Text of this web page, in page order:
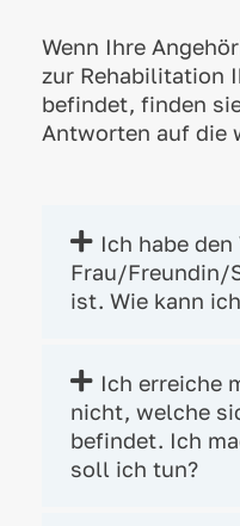
Wenn Ihre
zur Rehabilitation
befindet, finden
Antworten auf die
Ich habe
Frau/Freundin/
ist. Wie kann
Ich erreiche
nicht, welche
befindet. Ich
soll ich tun?